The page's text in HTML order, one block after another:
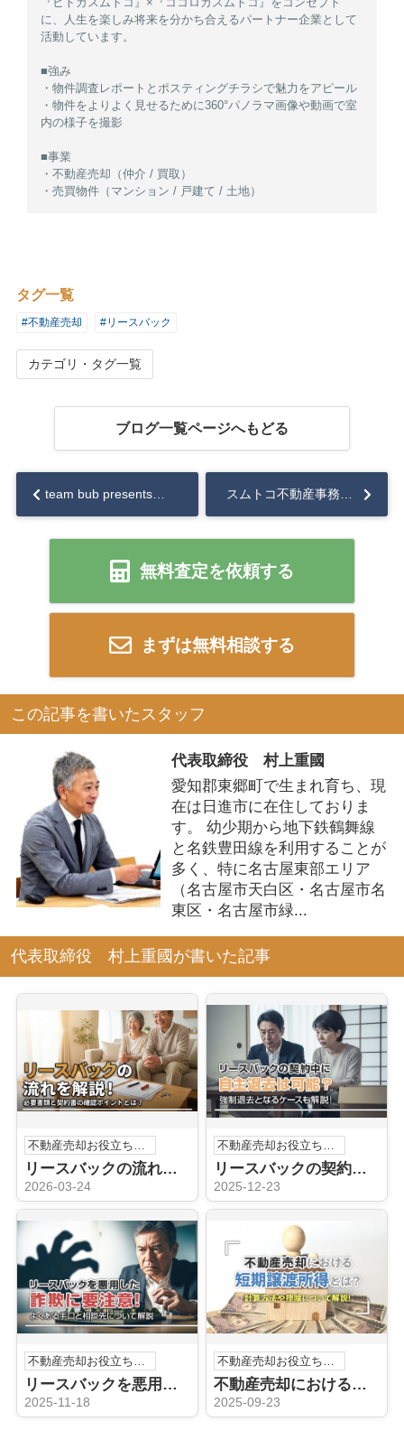
に、人生を楽しみ将来を分かち合えるパートナー企業として
活動しています。
■強み
・物件調査レポートとポスティングチラシで魅力をアピール
・物件をよりよく見せるために360°パノラマ画像や動画で室
内の様子を撮影
■事業
・不動産売却（仲介 / 買取）
・売買物件（マンション / 戸建て / 土地）
タグ一覧
#不動産売却 #リースバック
カテゴリ・タグ一覧
ブログ一覧ページへもどる
team bub presents ～BUBBLE TOUR 2025～...
無料査定を依頼する
まずは無料相談する
この記事を書いたスタッフ
代表取締役 村上重國
愛知郡東郷町で生まれ育ち、現
在は日進市に在住しておりま
す。 幼少期から地下鉄鶴舞線
と名鉄豊田線を利用することが
多く、特に名古屋東部エリア
（名古屋市天白区・名古屋市名
東区・名古屋市緑...
代表取締役 村上重國が書いた記事
リースバックの流れを解説！必要書類と契約書の確認ポイントとは？
2026-03-24
リースバックの契約中に自主退去は可能？強制退去となるケースも解説！
2025-12-23
不動産売却お役立ち情報
リースバックを悪用した詐欺に要注意！よくある手口と相談先について解説
2025-11-18
不動産売却お役立ち情報
不動産売却における短期譲渡所得とは？計算方法や控除について解説！
2025-09-23